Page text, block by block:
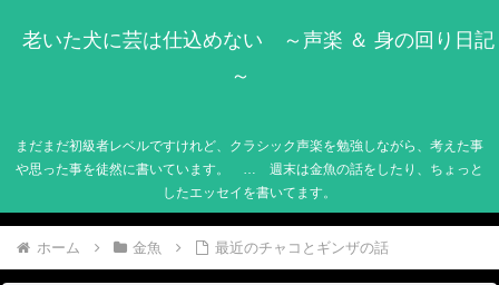
老いた犬に芸は仕込めない ～声楽 ＆ 身の回り日記
～
まだまだ初級者レベルですけれど、クラシック声楽を勉強しながら、考えた事
や思った事を徒然に書いています。 … 週末は金魚の話をしたり、ちょっと
したエッセイを書いてます。
ホーム 金魚 最近のチャコとギンザの話